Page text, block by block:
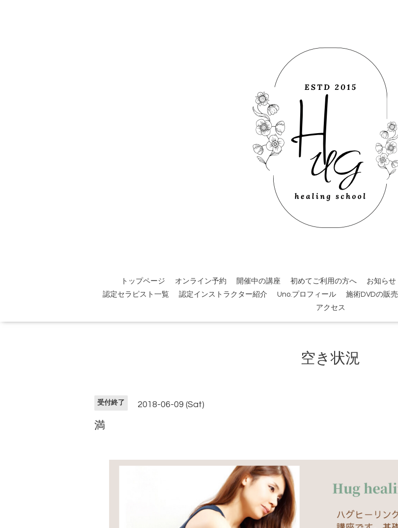
トップページ オンライン予約 開催中の講座 初めてご利用の方へ お知らせ
認定セラピスト一覧
認定インストラクター紹介 Uno.プロフィール 施術DVDの販売
アクセス
空き状況
受付終了 2018-06-09 (Sat)
満